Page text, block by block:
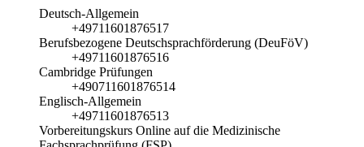
Deutsch-Allgemein
+49711601876517
Berufsbezogene Deutschsprachförderung (DeuFöV)
+49711601876516
Cambridge Prüfungen
+490711601876514
Englisch-Allgemein
+49711601876513
Vorbereitungskurs Online auf die Medizinische